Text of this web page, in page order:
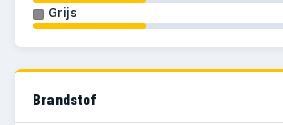
Grijs
Brandstof